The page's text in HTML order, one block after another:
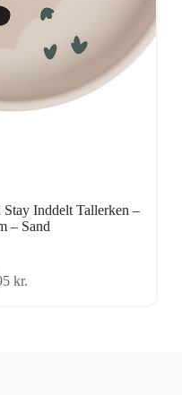
Inddelt Tallerken –
– Sand
kr.